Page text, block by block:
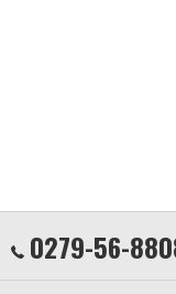
0279-56-